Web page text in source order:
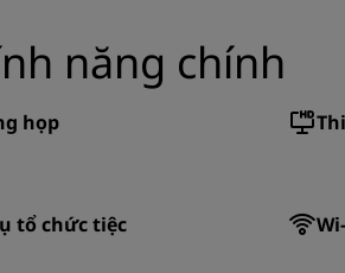
năng chính
họp
tổ chức tiệc